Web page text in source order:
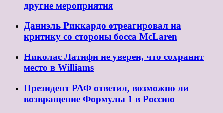
другие мероприятия
Даниэль Риккардо отреагировал на
критику со стороны босса McLaren
Николас Латифи не уверен, что сохранит
место в Williams
Президент РАФ ответил, возможно ли
возвращение Формулы 1 в Россию